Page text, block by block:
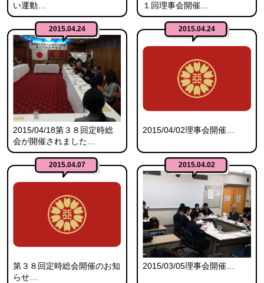
い運動…
１回理事会開催…
2015.04.24
2015/04/18第３８回定時総
会が開催されました…
2015.04.24
2015/04/02理事会開催…
2015.04.07
第３８回定時総会開催のお知
らせ…
2015.04.02
2015/03/05理事会開催…